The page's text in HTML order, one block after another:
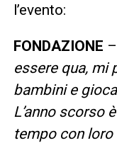
l’evento:
FONDAZIONE
essere qua, mi
bambini e
L’anno scorso
tempo con loro